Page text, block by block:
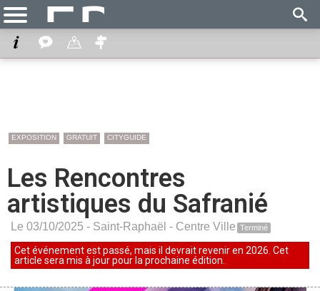
EXPOSITION GRATUIT CITYGUIDE
Les Rencontres
artistiques du Safranié
Le 03/10/2025 - Saint-Raphaël - Centre Ville Terminé
Cet événement est passé, mais il devrait revenir en 2026. Cet
article sera mis à jour pour la prochaine édition.